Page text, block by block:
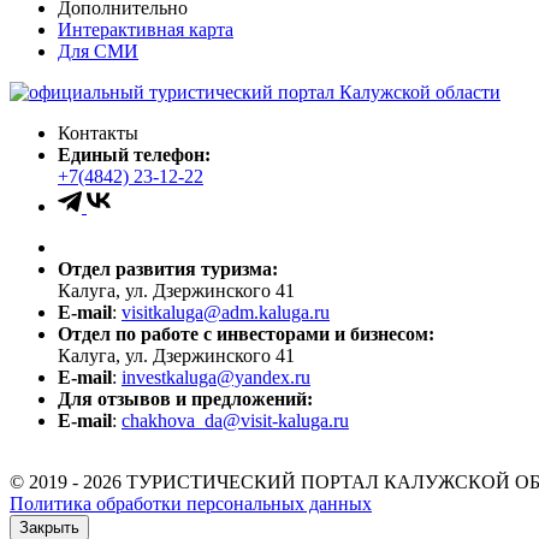
Дополнительно
Интерактивная карта
Для СМИ
Контакты
Единый телефон:
+7(4842) 23-12-22
Отдел развития туризма:
Калуга, ул. Дзержинского 41
E-mail: visitkaluga@adm.kaluga.ru
Отдел по работе с инвесторами и бизнесом:
Калуга, ул. Дзержинского 41
E-mail: investkaluga@yandex.ru
Для отзывов и предложений:
E-mail: chakhova_da@visit-kaluga.ru
© 2019 - 2026 ТУРИСТИЧЕСКИЙ ПОРТАЛ КАЛУЖСКОЙ
Политика обработки персональных данных
Закрыть